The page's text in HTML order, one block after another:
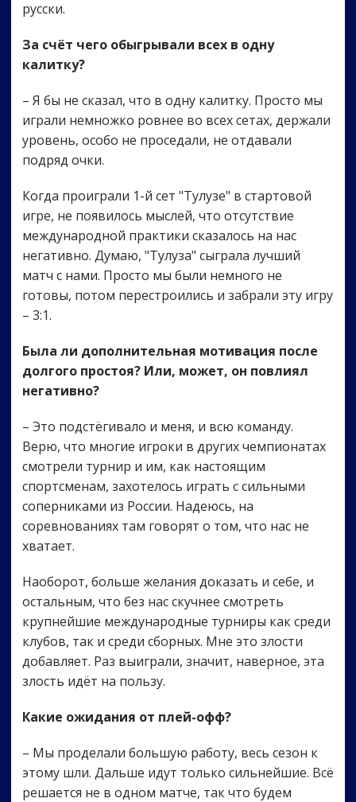
русски.
За счёт чего обыгрывали всех в одну
калитку?
– Я бы не сказал, что в одну калитку. Просто мы
играли немножко ровнее во всех сетах, держали
уровень, особо не проседали, не отдавали
подряд очки.
Когда проиграли 1-й сет "Тулузе" в стартовой
игре, не появилось мыслей, что отсутствие
международной практики сказалось на нас
негативно. Думаю, "Тулуза" сыграла лучший
матч с нами. Просто мы были немного не
готовы, потом перестроились и забрали эту игру
– 3:1.
Была ли дополнительная мотивация после
долгого простоя? Или, может, он повлиял
негативно?
– Это подстёгивало и меня, и всю команду.
Верю, что многие игроки в других чемпионатах
смотрели турнир и им, как настоящим
спортсменам, захотелось играть с сильными
соперниками из России. Надеюсь, на
соревнованиях там говорят о том, что нас не
хватает.
Наоборот, больше желания доказать и себе, и
остальным, что без нас скучнее смотреть
крупнейшие международные турниры как среди
клубов, так и среди сборных. Мне это злости
добавляет. Раз выиграли, значит, наверное, эта
злость идёт на пользу.
Какие ожидания от плей-офф?
– Мы проделали большую работу, весь сезон к
этому шли. Дальше идут только сильнейшие. Всё
решается не в одном матче, так что будем